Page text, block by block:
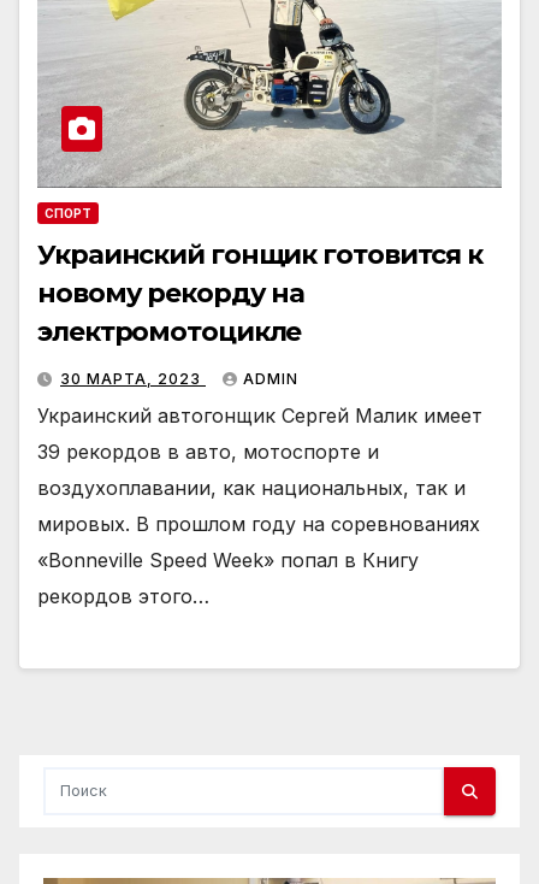
СПОРТ
Украинский гонщик готовится к
новому рекорду на
электромотоцикле
30 МАРТА, 2023 ADMIN
Украинский автогонщик Сергей Малик имеет
39 рекордов в авто, мотоспорте и
воздухоплавании, как национальных, так и
мировых. В прошлом году на соревнованиях
«Bonneville Speed ​​Week» попал в Книгу
рекордов этого…